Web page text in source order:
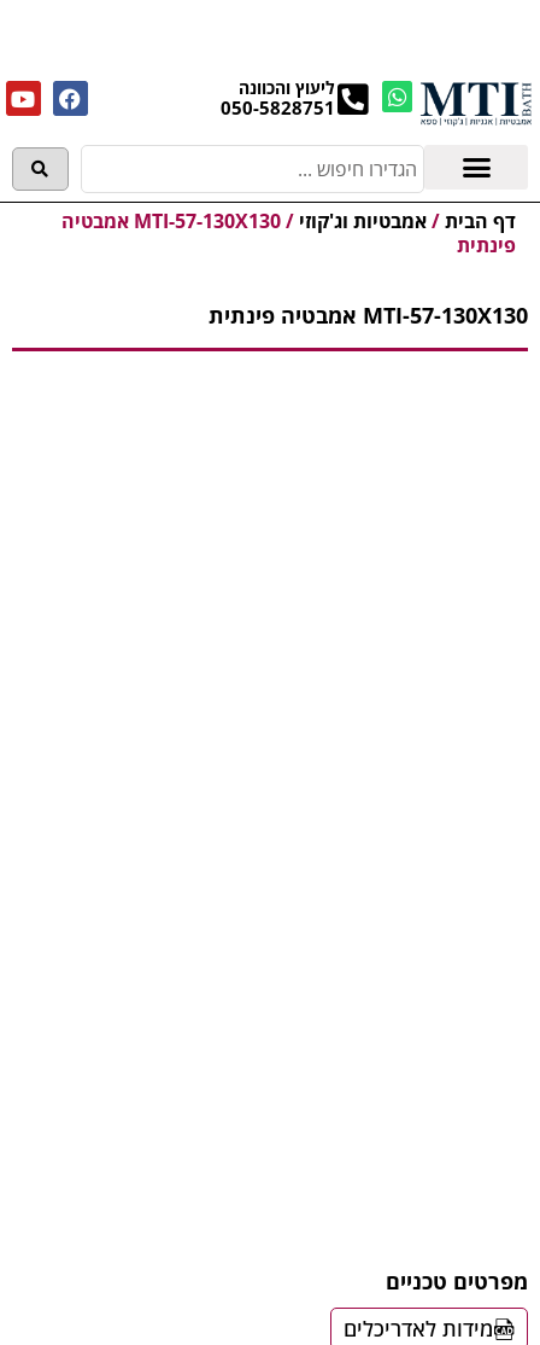
ליעוץ והכוונה
050-5828751
דף הבית/אמבטיות וג'קוזי /
MTI-57-130X130 אמבטיה
פינתית
MTI-57-130X130 אמבטיה פינתית
מפרטים טכניים
מידות לאדריכלים